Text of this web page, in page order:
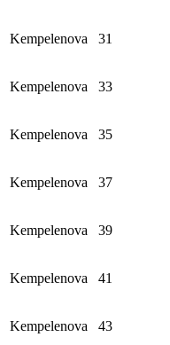
Kempelenova 31
Kempelenova 33
Kempelenova 35
Kempelenova 37
Kempelenova 39
Kempelenova 41
Kempelenova 43